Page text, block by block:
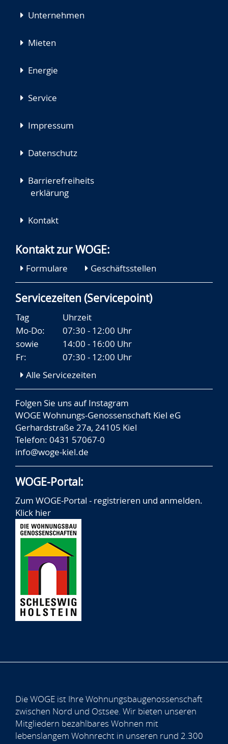
Unternehmen
Mieten
Energie
Service
Impressum
Datenschutz
Barrierefreiheits
erklärung
Kontakt
Kontakt zur WOGE:
Formulare Geschäftsstellen
Servicezeiten (Servicepoint)
Tag
Uhrzeit
Mo-Do:
07:30 - 12:00 Uhr
sowie
14:00 - 16:00 Uhr
Fr:
07:30 - 12:00 Uhr
Alle Servicezeiten
Folgen Sie uns aufInstagram
WOGE Wohnungs-Genossenschaft Kiel eG
Gerhardstraße 27a, 24105 Kiel
Telefon: 0431 57067-0
info@woge-kiel.de
WOGE-Portal:
Zum WOGE-Portal - registrieren und anmelden.
Klick hier
Die WOGE ist Ihre Wohnungsbaugenossenschaft
zwischen Nord und Ostsee. Wir bieten unseren
Mitgliedern bezahlbares Wohnen mit
lebenslangem Wohnrecht in unseren rund 2.300